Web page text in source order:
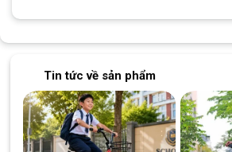
Tin tức về sản phẩm